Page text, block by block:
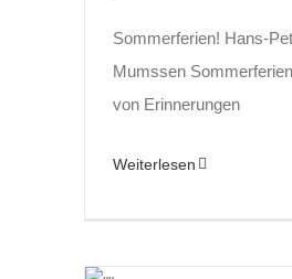
Sommerferien! Hans-
Mumssen
von Erinnerungen
Weiterlesen